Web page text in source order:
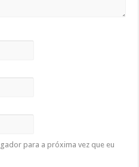
para a próxima vez que eu